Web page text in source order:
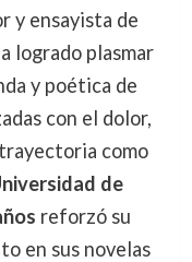
y ensayista de
logrado plasmar
y poética de
con el dolor,
como
de
reforzó su
en sus novelas